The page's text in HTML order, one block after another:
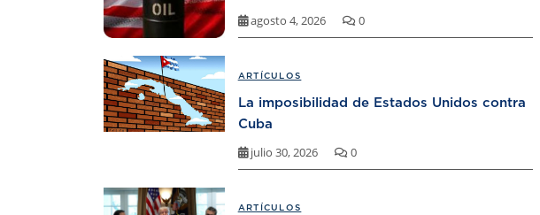
agosto 4, 2026 0
ARTÍCULOS
La imposibilidad de Estados Unidos contra
Cuba
julio 30, 2026 0
ARTÍCULOS